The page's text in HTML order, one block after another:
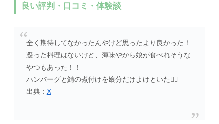
良い評判・口コミ・体験談
全く期待してなかったんやけど思ったより良かった！
凝った料理はないけど、薄味やから娘が食べれそうな
やつもあった！！
ハンバーグと鯖の煮付けを娘分だけよけといた🙂‍↕️
出典： X